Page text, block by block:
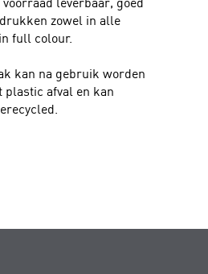
zowel in alle
full colour.
kan na gebruik worden
plastic afval en kan